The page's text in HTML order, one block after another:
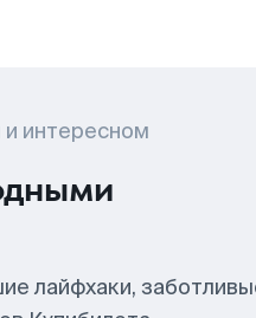
интересном
лайфхаки,